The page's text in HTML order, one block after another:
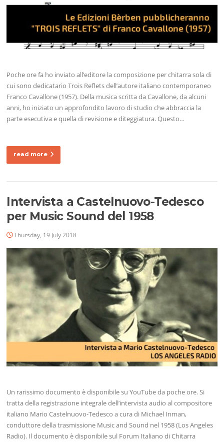
Poche ore fa ho inviato all’editore la composizione per chitarra sola di
cui sono dedicatario Trois Reflets dell’autore italiano contemporaneo
Franco Cavallone (1957). Della musica scritta da Cavallone, da alcuni
anni, ho iniziato un approfondito lavoro di studio che abbraccia la
parte esecutiva e quella di revisione e diteggiatura. Questo…
read more
Intervista a Castelnuovo-Tedesco
per Music Sound del 1958
Thursday, 19 July 2018
Un rarissimo documento è disponibile su YouTube da poche ore. Si
tratta della registrazione integrale dell’intervista audio al compositore
italiano Mario Castelnuovo-Tedesco a cura di Michael Inman,
conduttore della trasmissione Music and Sound nel 1958 (Los Angeles
Radio). Il documento è disponibile sul Forum Italiano di Chitarra